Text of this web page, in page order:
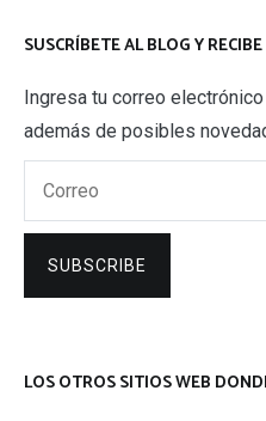
SUSCRÍBETE AL BLOG Y
Ingresa tu correo
además de posibles
SUBSCRIBE
LOS OTROS SITIOS WEB